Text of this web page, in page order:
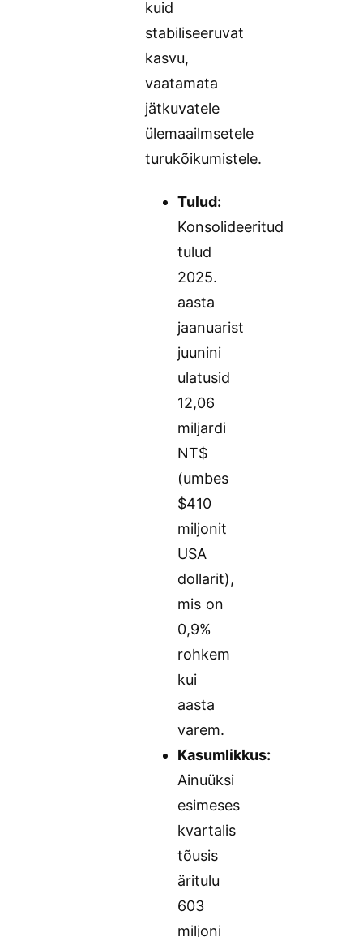
kuid
stabiliseeruvat
kasvu,
vaatamata
jätkuvatele
ülemaailmsetele
turukõikumistele.
Tulud:
Konsolideeritud
tulud
2025.
aasta
jaanuarist
juunini
ulatusid
12,06
miljardi
NT$
(umbes
$410
miljonit
USA
dollarit),
mis on
0,9%
rohkem
kui
aasta
varem.
Kasumlikkus:
Ainuüksi
esimeses
kvartalis
tõusis
äritulu
603
miljoni